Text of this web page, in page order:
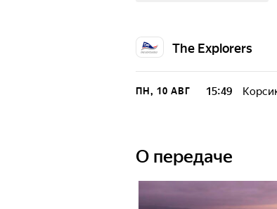
The Explorers
ПН, 10 АВГ 15:49
О передаче